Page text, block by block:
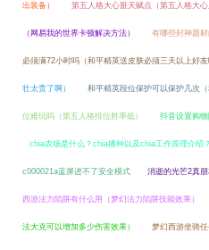
出装备） 第五人格大心脏天赋点（第五人格大心
（网易我的世界卡顿解决方法） 有哪些封神题材
必须满72小时吗（和平精英送皮肤必须三天以上好友
壮太贵了啊） 和平精英段位保护可以保护几次
位难玩吗（第五人格排位胜率低） 抖音设置购
chia农场是什么？chia播种以及chia工作原理介绍？
c000021a蓝屏进不了安全模式 消逝的光芒2真
西游法力陷阱有什么用（梦幻法力陷阱技能效果）
法大克可以增加多少伤害效果） 梦幻西游坐骑